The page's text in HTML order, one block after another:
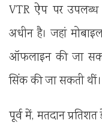
VTR ऐप पर
अधीन है। जहां
ऑफलाइन की जा
सिंक की जा सकती थीं।
पूर्व में, मतदान